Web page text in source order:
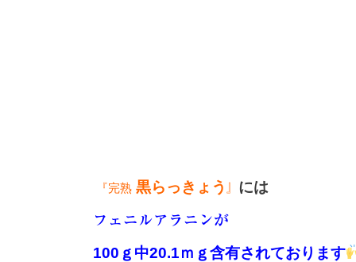
『完熟 黒らっきょう 』 には
フェニルアラニンが
100 ｇ中20.1ｍｇ含有されております